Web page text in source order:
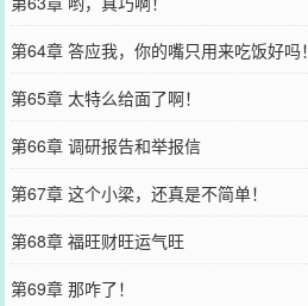
第64章 答应我，你的嘴只用来吃饭好吗！
第65章 太特么给面了啊！
第66章 调研报告和举报信
第67章 这个小梁，还真是不简单！
第68章 福旺财旺运气旺
第69章 那咋了！